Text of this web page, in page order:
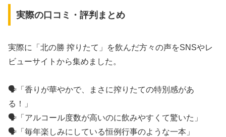
実際の口コミ・評判まとめ
実際に「北の勝 搾りたて」を飲んだ方々の声をSNSやレ
ビューサイトから集めました。
🗣「香りが華やかで、まさに搾りたての特別感があ
る！」
🗣「アルコール度数が高いのに飲みやすくて驚いた」
🗣「毎年楽しみにしている恒例行事のような一本」